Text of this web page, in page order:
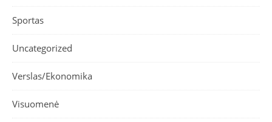
Sportas
Uncategorized
Verslas/Ekonomika
Visuomenė